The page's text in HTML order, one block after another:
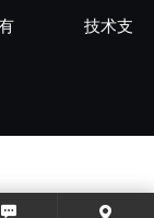
技术支